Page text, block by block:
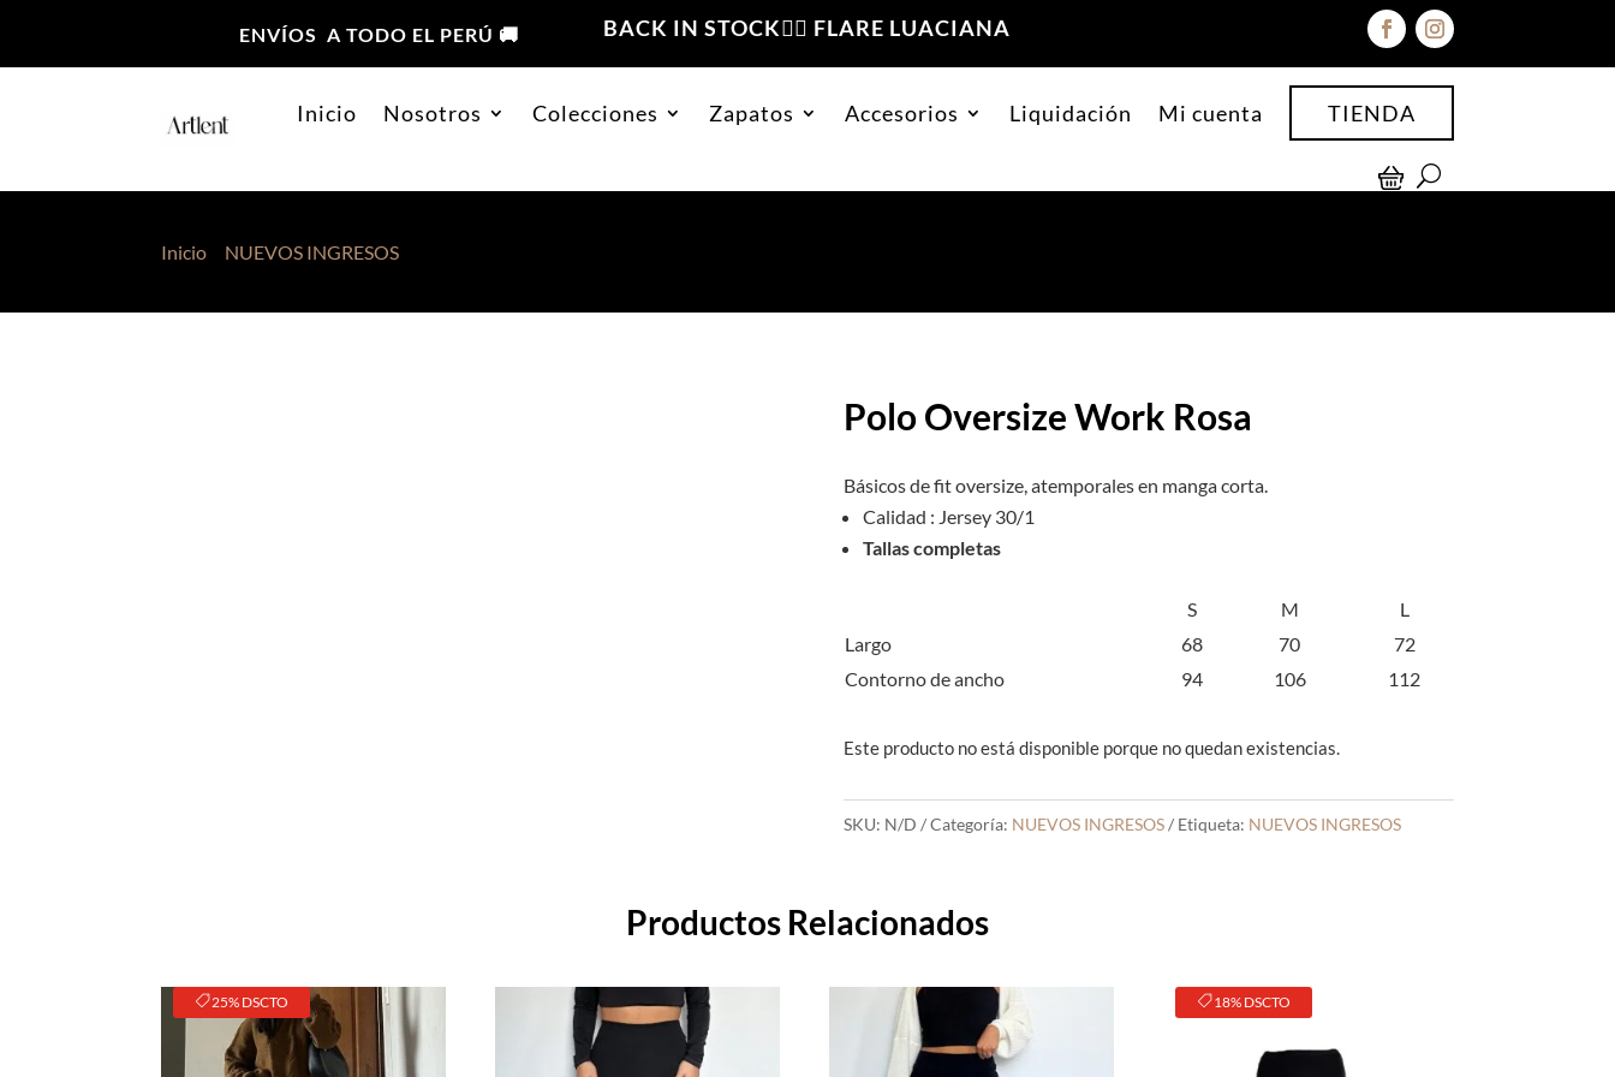
ENVÍOS A TODO EL PERÚ 🚚 BACK IN STOCK❤️‍🔥 FLARE LUACIANA
Inicio Nosotros Colecciones Zapatos Accesorios Liquidación Mi cuenta TIENDA
Inicio NUEVOS INGRESOS
Polo Oversize Work Rosa
Básicos de fit oversize, atemporales en manga corta.
Calidad : Jersey 30/1
Tallas completas
S M
L
Largo
68 70
72
Contorno de ancho
94 106 112
Este producto no está disponible porque no quedan existencias.
SKU: N/D Categoría: NUEVOS INGRESOS Etiqueta: NUEVOS INGRESOS
Productos Relacionados
25% DSCTO 18% DSCTO